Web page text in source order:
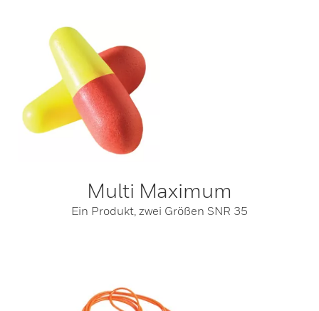
Multi Maximum
Ein Produkt, zwei Größen SNR 35